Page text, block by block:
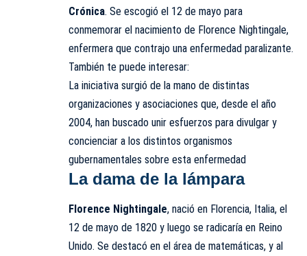
Crónica. Se escogió el 12 de mayo para
conmemorar el nacimiento de Florence Nightingale,
enfermera que contrajo una enfermedad paralizante.
También te puede interesar:
La iniciativa surgió de la mano de distintas
organizaciones y asociaciones que, desde el año
2004, han buscado unir esfuerzos para divulgar y
concienciar a los distintos organismos
gubernamentales sobre esta enfermedad
La dama de la lámpara
Florence Nightingale, nació en Florencia, Italia, el
12 de mayo de 1820 y luego se radicaría en Reino
Unido. Se destacó en el área de matemáticas, y al